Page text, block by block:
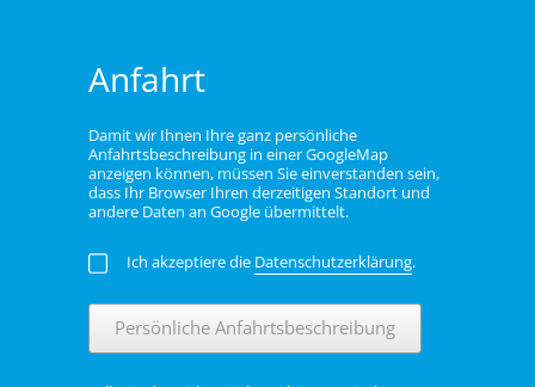
Anfahrt
Damit wir Ihnen Ihre ganz persönliche
Anfahrtsbeschreibung in einer GoogleMap
anzeigen können, müssen Sie einverstanden sein,
dass Ihr Browser Ihren derzeitigen Standort und
andere Daten an Google übermittelt.
Ich akzeptiere die Datenschutzerklärung.
Persönliche Anfahrtsbeschreibung